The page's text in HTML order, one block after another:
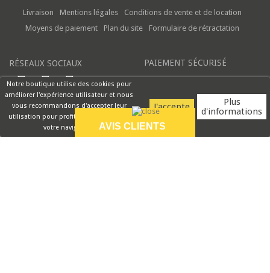
Notre boutique utilise des cookies pour
améliorer l'expérience utilisateur et nous
vous recommandons d'accepter leur
utilisation pour profiter pleinement de
votre navigation.
Plus
d'informations
Livraison Mentions légales
Conditions de vente et de location
Moyens de paiement
Plan du site Formulaire de rétractation
RÉSEAUX SOCIAUX PAIEMENT SÉCURISÉ
AVIS CLIENTS